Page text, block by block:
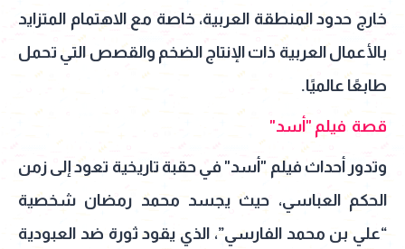
خارج حدود المنطقة العربية، خاصة مع الاهتمام المتزايد
بالأعمال العربية ذات الإنتاج الضخم والقصص التي تحمل
طابعًا عالميًا.
قصة فيلم "أسد"
وتدور أحداث فيلم "أسد" في حقبة تاريخية تعود إلى زمن
الحكم العباسي، حيث يجسد محمد رمضان شخصية
“علي بن محمد الفارسي”، الذي يقود ثورة ضد العبودية